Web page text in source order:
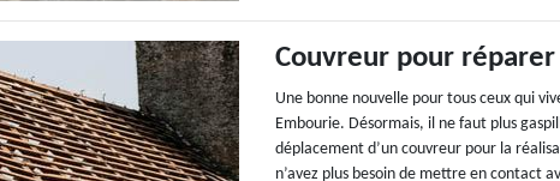
Couvreur pour
Une bonne nouvelle pour tous ceux qui
Embourie. Désormais, il ne faut plus
déplacement d’un couvreur pour la
n’avez plus besoin de mettre en contact